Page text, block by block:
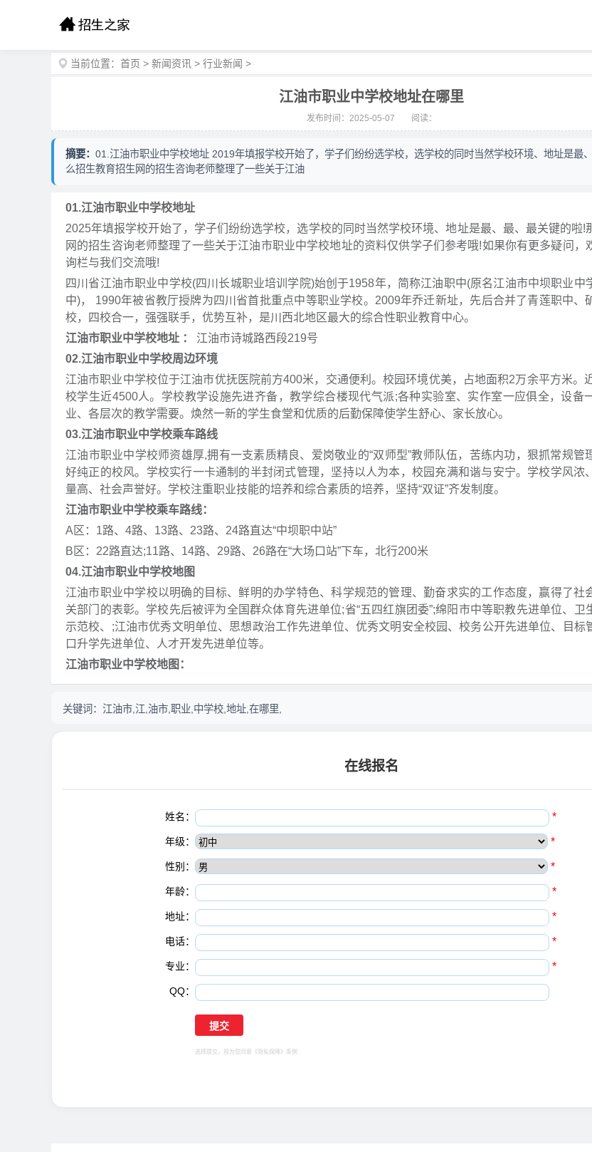
当前位置： 首页 > 新闻资讯 > 行业新闻 >
江油市职业中学校地址在哪里
发布时间：2025-05-07 阅读：
摘要： 01.江油市职业中学校地址 2019年填报学校开始了，学子们纷纷选学校，选学校的同时当然学校环境、地址是最
么招生教育招生网的招生咨询老师整理了一些关于江油
01.江油市职业中学校地址
2025年填报学校开始了，学子们纷纷选学校，选学校的同时当然学校环境、地址是最、最、最关键的啦!
网的招生咨询老师整理了一些关于江油市职业中学校地址的资料仅供学子们参考哦!如果你有更多疑问，
询栏与我们交流哦!
四川省江油市职业中学校(四川长城职业培训学院)始创于1958年，简称江油职中(原名江油市中坝职业中
中)， 1990年被省教厅授牌为四川省首批重点中等职业学校。2009年乔迁新址，先后合并了青莲职中、
校，四校合一，强强联手，优势互补，是川西北地区最大的综合性职业教育中心。
江油市职业中学校地址 ：
江油市诗城路西段219号
02.江油市职业中学校周边环境
江油市职业中学校位于江油市优抚医院前方400米，交通便利。校园环境优美，占地面积2万余平方米。
校学生近4500人。学校教学设施先进齐备，教学综合楼现代气派;各种实验室、实作室一应俱全，设备
业、各层次的教学需要。焕然一新的学生食堂和优质的后勤保障使学生舒心、家长放心。
03.江油市职业中学校乘车路线
江油市职业中学校师资雄厚,拥有一支素质精良、爱岗敬业的“双师型”教师队伍，苦练内功，狠抓常规管
好纯正的校风。学校实行一卡通制的半封闭式管理，坚持以人为本，校园充满和谐与安宁。学校学风浓
量高、社会声誉好。学校注重职业技能的培养和综合素质的培养，坚持“双证”齐发制度。
江油市职业中学校乘车路线：
A区：1路、4路、13路、23路、24路直达“中坝职中站”
B区：22路直达;11路、14路、29路、26路在“大场口站”下车，北行200米
04.江油市职业中学校地图
江油市职业中学校以明确的目标、鲜明的办学特色、科学规范的管理、勤奋求实的工作态度，赢得了社
关部门的表彰。学校先后被评为全国群众体育先进单位;省“五四红旗团委”;绵阳市中等职教先进单位、卫
示范校、;江油市优秀文明单位、思想政治工作先进单位、优秀文明安全校园、校务公开先进单位、目标
口升学先进单位、人才开发先进单位等。
江油市职业中学校地图：
关键词： 江油市,江,油市,职业,中学校,地址,在哪里,
在线报名
姓名： *
年级： *
性别： *
年龄： *
地址： *
电话： *
专业： *
QQ：
选择提交，视为您同意 《隐私保障》 条例